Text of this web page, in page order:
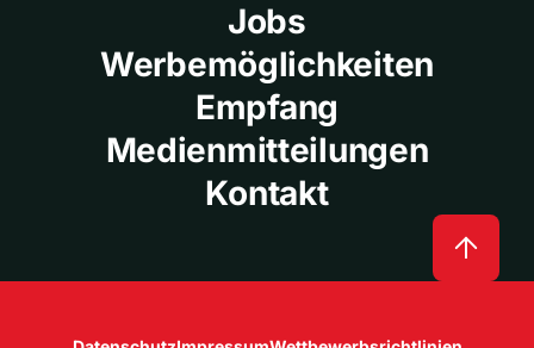
Jobs
Werbemöglichkeiten
Empfang
Medienmitteilungen
Kontakt